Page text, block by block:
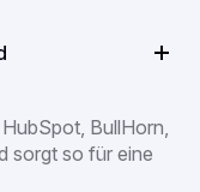
BullHorn,
sorgt so für eine